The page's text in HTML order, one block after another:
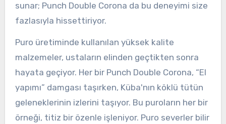
sunar; Punch Double Corona da bu deneyimi size
fazlasıyla hissettiriyor.
Puro üretiminde kullanılan yüksek kalite
malzemeler, ustaların elinden geçtikten sonra
hayata geçiyor. Her bir Punch Double Corona, “El
yapımı” damgası taşırken, Küba'nın köklü tütün
geleneklerinin izlerini taşıyor. Bu puroların her bir
örneği, titiz bir özenle işleniyor. Puro severler bilir